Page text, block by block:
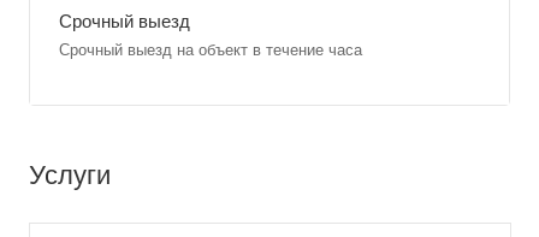
Срочный выезд
Срочный выезд на объект в течение часа
Услуги